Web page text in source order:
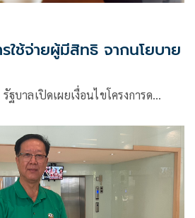
ช้จ่ายผู้มีสิทธิ จากนโยบาย
ฐบาลเปิดเผยเงื่อนไขโครงการด…